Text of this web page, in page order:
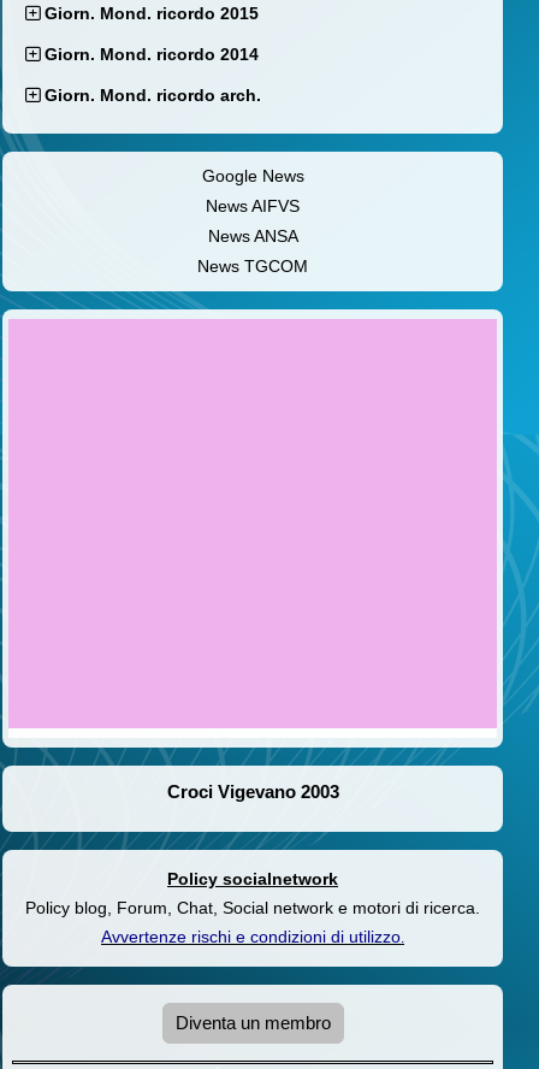
Giorn. Mond. ricordo 2015
Giorn. Mond. ricordo 2014
Giorn. Mond. ricordo arch.
Google News
News AIFVS
News ANSA
News TGCOM
Croci Vigevano 2003
Policy socialnetwork
Policy blog, Forum, Chat, Social network e motori di ricerca.
Avvertenze rischi e condizioni di utilizzo.
Diventa un membro